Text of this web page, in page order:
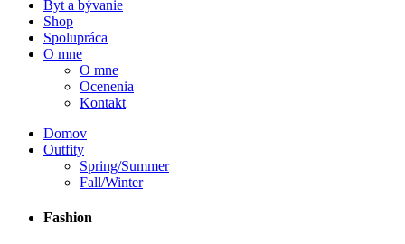
Byt a bývanie
Shop
Spolupráca
O mne
O mne
Ocenenia
Kontakt
Domov
Outfity
Spring/Summer
Fall/Winter
Fashion